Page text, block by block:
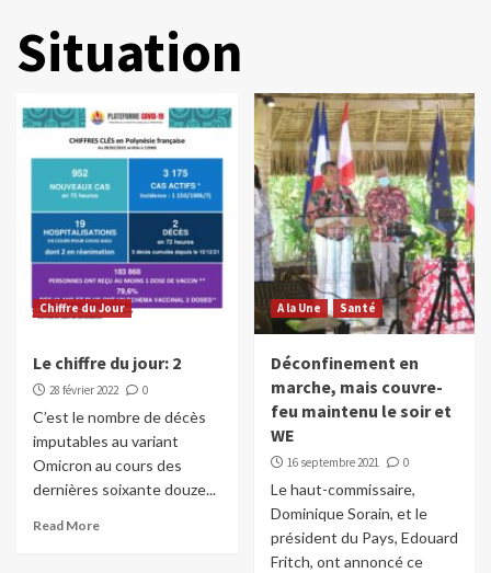
Situation
Chiffre du Jour
Le chiffre du jour: 2
28 février 2022 0
C’est le nombre de décès
imputables au variant
Omicron au cours des
dernières soixante douze...
Read More
A la Une Santé
Déconfinement en
marche, mais couvre-
feu maintenu le soir et
WE
16 septembre 2021 0
Le haut-commissaire,
Dominique Sorain, et le
président du Pays, Edouard
Fritch, ont annoncé ce